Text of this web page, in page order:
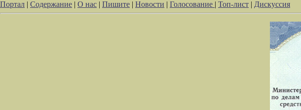
Портал | Содержание | О нас | Пишите | Новости | Голосование | Топ-лист | Дискуссия